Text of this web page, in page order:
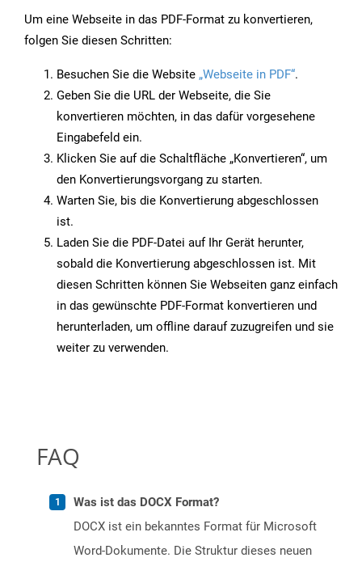
Um eine Webseite in das PDF-Format zu konvertieren,
folgen Sie diesen Schritten:
Besuchen Sie die Website „Webseite in PDF“.
Geben Sie die URL der Webseite, die Sie
konvertieren möchten, in das dafür vorgesehene
Eingabefeld ein.
Klicken Sie auf die Schaltfläche „Konvertieren“, um
den Konvertierungsvorgang zu starten.
Warten Sie, bis die Konvertierung abgeschlossen
ist.
Laden Sie die PDF-Datei auf Ihr Gerät herunter,
sobald die Konvertierung abgeschlossen ist. Mit
diesen Schritten können Sie Webseiten ganz einfach
in das gewünschte PDF-Format konvertieren und
herunterladen, um offline darauf zuzugreifen und sie
weiter zu verwenden.
FAQ
Was ist das DOCX Format?
DOCX ist ein bekanntes Format für Microsoft
Word-Dokumente. Die Struktur dieses neuen